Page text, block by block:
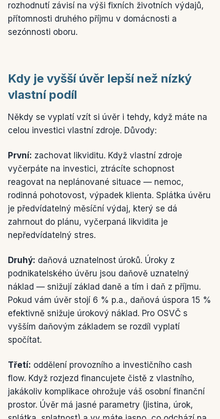
rozhodnutí závisí na výši fixních životních výdajů,
přítomnosti druhého příjmu v domácnosti a
sezónnosti oboru.
Kdy je vyšší úvěr lepší než nízký
vlastní podíl
Někdy se vyplatí vzít si úvěr i tehdy, když máte na
celou investici vlastní zdroje. Důvody:
První: zachovat likviditu. Když vlastní zdroje
vyčerpáte na investici, ztrácíte schopnost
reagovat na neplánované situace — nemoc,
rodinná pohotovost, výpadek klienta. Splátka úvěru
je předvídatelný měsíční výdaj, který se dá
zahrnout do plánu, vyčerpaná likvidita je
nepředvídatelný stres.
Druhý: daňová uznatelnost úroků. Úroky z
podnikatelského úvěru jsou daňově uznatelný
náklad — snižují základ daně a tím i daň z příjmu.
Pokud vám úvěr stojí 6 % p.a., daňová úspora 15 %
efektivně snižuje úrokový náklad. Pro OSVČ s
vyšším daňovým základem se rozdíl vyplatí
spočítat.
Třetí: oddělení provozního a investičního cash
flow. Když rozjezd financujete čistě z vlastního,
jakákoliv komplikace ohrožuje váš osobní finanční
prostor. Úvěr má jasné parametry (jistina, úrok,